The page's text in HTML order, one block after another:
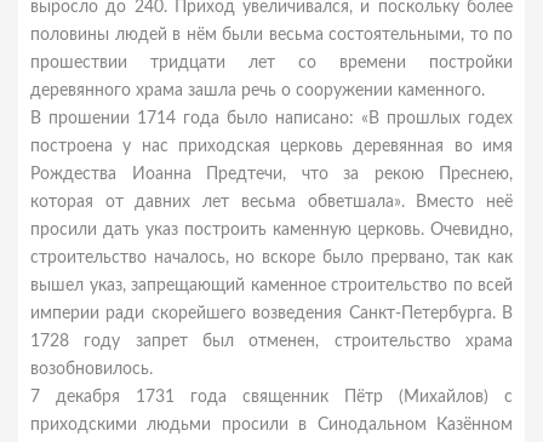
выросло до 240. Приход увеличивался, и поскольку более
половины людей в нём были весьма состоятельными, то по
прошествии тридцати лет со времени постройки
деревянного храма зашла речь о сооружении каменного.
В прошении 1714 года было написано: «В прошлых годех
построена у нас приходская церковь деревянная во имя
Рождества Иоанна Предтечи, что за рекою Преснею,
которая от давних лет весьма обветшала». Вместо неё
просили дать указ построить каменную церковь. Очевидно,
строительство началось, но вскоре было прервано, так как
вышел указ, запрещающий каменное строительство по всей
империи ради скорейшего возведения Санкт-Петербурга. В
1728 году запрет был отменен, строительство храма
возобновилось.
7 декабря 1731 года священник Пётр (Михайлов) с
приходскими людьми просили в Синодальном Казённом